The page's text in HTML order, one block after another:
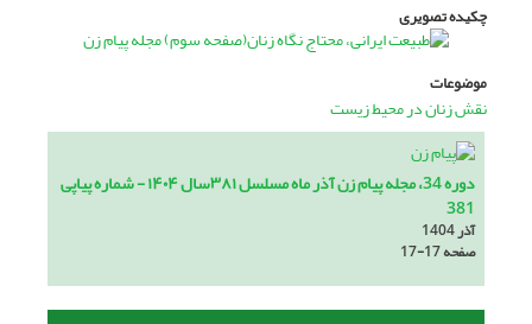
چکیده تصویری
موضوعات
نقش زنان در محیط زیست
دوره 34، مجله پیام زن آذر ماه مسلسل ۳۸۱سال ۱۴۰۴ - شماره پیاپی
381
آذر 1404
صفحه17-17